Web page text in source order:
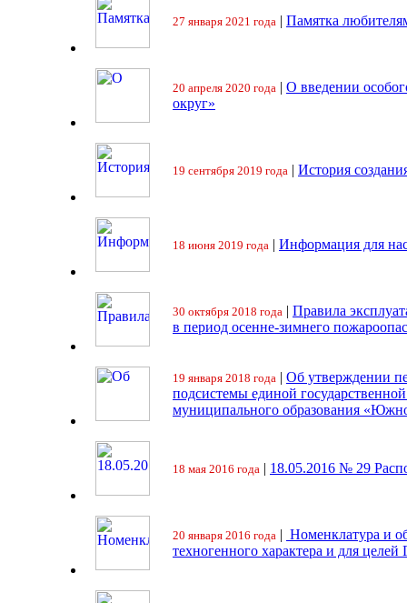
27 января 2021 года | Памятка
20 апреля 2020 года | О введении
округ»
19 сентября 2019 года | История
18 июня 2019 года | Информация для
30 октября 2018 года | Правила
в период осенне-зимнего
19 января 2018 года | Об утверждении
подсистемы единой
муниципального образования
18 мая 2016 года | 18.05.2016 № 29
20 января 2016 года | Номенклатура и
техногенного характера и для целей